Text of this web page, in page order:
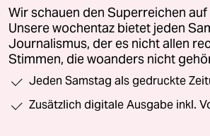
Wir schauen den Superreichen auf
Unsere wochentaz bietet jeden
Journalismus, der es nicht allen
Stimmen, die woanders nicht
Jeden Samstag als gedruckte
Zusätzlich digitale Ausgabe inkl.